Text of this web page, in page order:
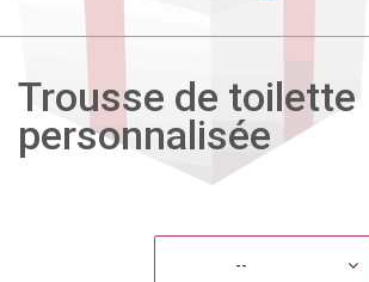
Trousse de toilette
personnalisée
--